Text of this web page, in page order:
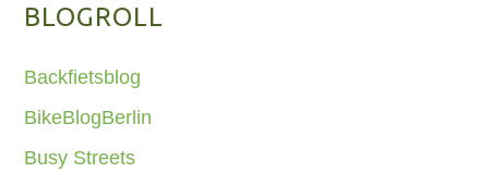
BLOGROLL
Backfietsblog
BikeBlogBerlin
Busy Streets